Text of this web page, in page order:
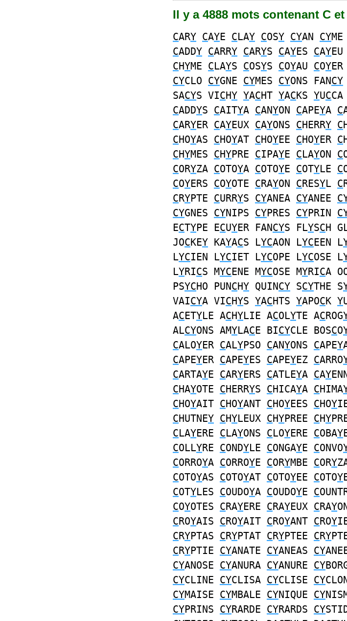
Il y a 4888 mots contenant C et
CARY CAYE CLAY COSY CYAN CYME
CADDY CARRY CARYS CAYES CAYEU
CHYME CLAYS COSYS COYAU COYER
CYCLO CYGNE CYMES CYONS FANCY
SACYS VICHY YACHT YACKS YUC
CADDYS CAITYA CANYON CAPEYA C
CARYER CAYEUX CAYONS CHERRY C
CHOYAS CHOYAT CHOYEE CHOYER C
CHYMES CHYPRE CIPAYE CLAYON C
CORYZA COTOYA COTOYE COTYLE C
COYERS COYOTE CRAYON CRESYL C
CRYPTE CURRYS CYANEA CYANEE
CYGNES CYNIPS CYPRES CYPRIN
ECTYPE ECUYER FANCYS FLYSCH
JOCKEY KAYACS LYCAON LYCEEN L
LYCIEN LYCIET LYCOPE LYCOSE L
LYRICS MYCENE MYCOSE MYRICA
PSYCHO PUNCHY QUINCY SCYTHE S
VAICYA VICHYS YACHTS YAPOCK Y
ACETYLE ACHYLIE ACOLYTE ACROG
ALCYONS AMYLACE BICYCLE BOSCO
CALOYER CALYPSO CANYONS CAPEY
CAPEYER CAPEYES CAPEYEZ CARRO
CARTAYE CARYERS CATLEYA CAY
CHAYOTE CHERRYS CHICAYA CHIMA
CHOYAIT CHOYANT CHOYEES CHOY
CHUTNEY CHYLEUX CHYPREE CHY
CLAYERE CLAYONS CLOYERE COBAY
COLLYRE CONDYLE CONGAYE CONVO
CORROYA CORROYE CORYMBE CORY
COTOYAS COTOYAT COTOYEE COTOY
COTYLES COUDOYA COUDOYE C
COYOTES CRAYERE CRAYEUX CRAY
CROYAIS CROYAIT CROYANT CROY
CRYPTAS CRYPTAT CRYPTEE CRY
CRYPTIE CYANATE CYANEAS CY
CYANOSE CYANURA CYANURE CY
CYCLINE CYCLISA CYCLISE CY
CYMAISE CYMBALE CYNIQUE CY
CYPRINS CYRARDE CYRARDS CY